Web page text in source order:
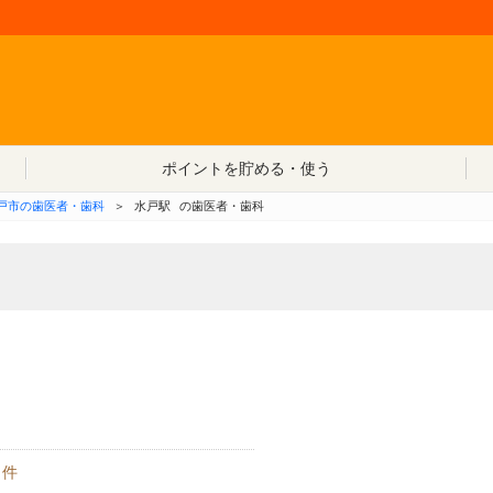
ポイントを貯める・使う
市の歯医者・歯科 ＞ 水戸駅 の歯医者・歯科
件